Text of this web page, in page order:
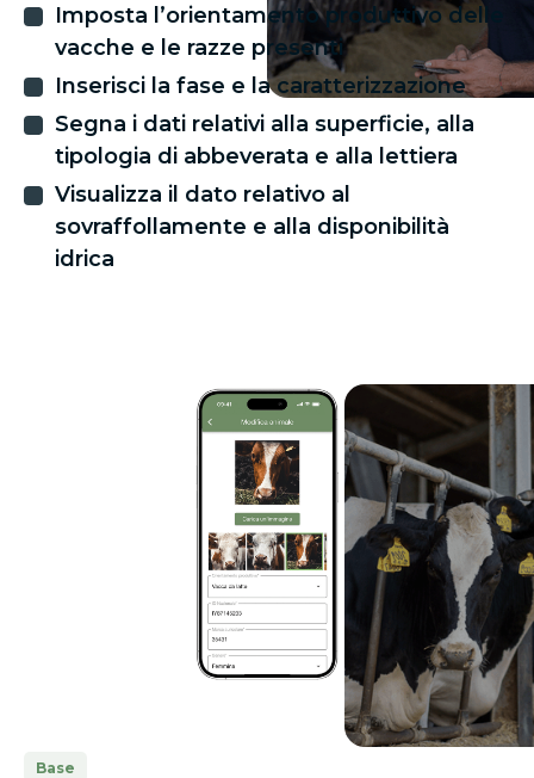
Imposta l’orientamento produttivo delle
vacche e le razze presenti
Inserisci la fase e la caratterizzazione
Segna i dati relativi alla superficie, alla
tipologia di abbeverata e alla lettiera
Visualizza il dato relativo al
sovraffollamente e alla disponibilità
idrica
Base